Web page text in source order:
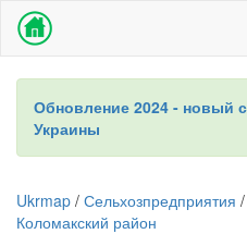
Обновление 2024 - новый
Украины
Ukrmap / Сельхозпредприятия /
Коломакский район